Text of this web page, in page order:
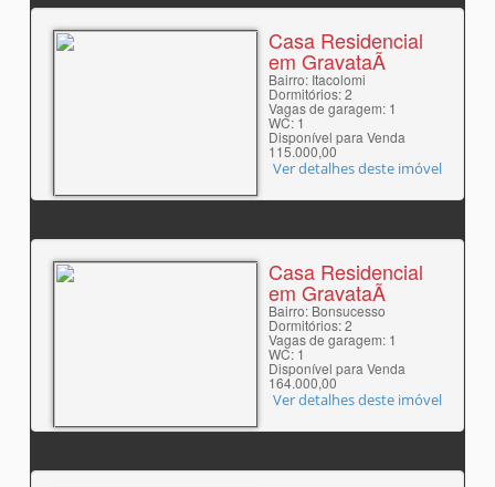
Casa Residencial
em GravataÃ­
Bairro: Itacolomi
Dormitórios: 2
Vagas de garagem: 1
WC: 1
Disponível para Venda
115.000,00
Ver detalhes deste imóvel
Casa Residencial
em GravataÃ­
Bairro: Bonsucesso
Dormitórios: 2
Vagas de garagem: 1
WC: 1
Disponível para Venda
164.000,00
Ver detalhes deste imóvel